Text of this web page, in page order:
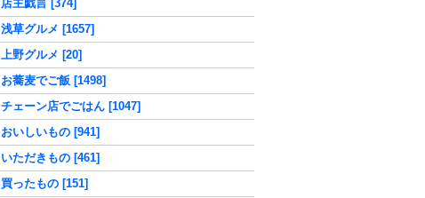
店主戯言 [374]
浅草グルメ [1657]
上野グルメ [20]
お蕎麦でご飯 [1498]
チェーン店でごはん [1047]
おいしいもの [941]
いただきもの [461]
買ったもの [151]